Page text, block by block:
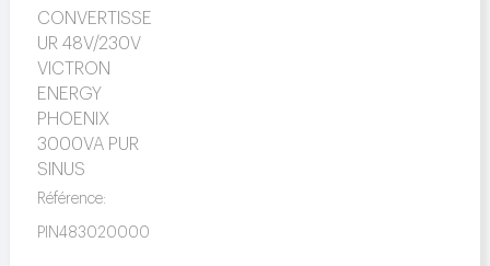
CONVERTISSE
UR 48V/230V
VICTRON
ENERGY
PHOENIX
3000VA PUR
SINUS
Référence:
PIN483020000